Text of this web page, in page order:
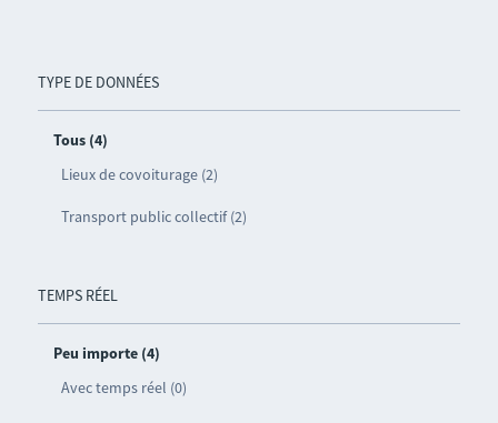
TYPE DE DONNÉES
Tous (4)
Lieux de covoiturage (2)
Transport public collectif (2)
TEMPS RÉEL
Peu importe (4)
Avec temps réel (0)